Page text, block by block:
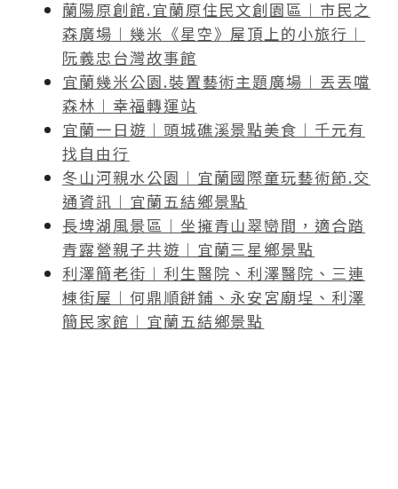
蘭陽原創館.宜蘭原住民文創園區︱市民之
森廣場︱幾米《星空》屋頂上的小旅行︱
阮義忠台灣故事館
宜蘭幾米公園.裝置藝術主題廣場︱丟丟噹
森林︱幸福轉運站
宜蘭一日遊︱頭城礁溪景點美食︱千元有
找自由行
冬山河親水公園︱宜蘭國際童玩藝術節.交
通資訊︱宜蘭五結鄉景點
長埤湖風景區︱坐擁青山翠巒間，適合踏
青露營親子共遊︱宜蘭三星鄉景點
利澤簡老街︱利生醫院、利澤醫院、三連
棟街屋︱何鼎順餅鋪、永安宮廟埕、利澤
簡民家館︱宜蘭五結鄉景點